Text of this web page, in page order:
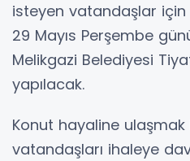
isteyen vatandaşlar için
29 Mayıs Perşembe
Melikgazi Belediyesi
yapılacak.
Konut hayaline
vatandaşları ihaleye